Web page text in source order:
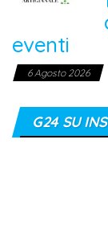
eventi
6 Agosto 2026
G24 SU